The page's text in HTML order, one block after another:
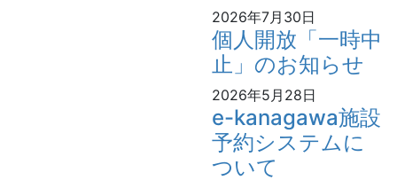
2026年7月30日
個人開放「一時中
止」のお知らせ
2026年5月28日
e-kanagawa施設
予約システムに
ついて